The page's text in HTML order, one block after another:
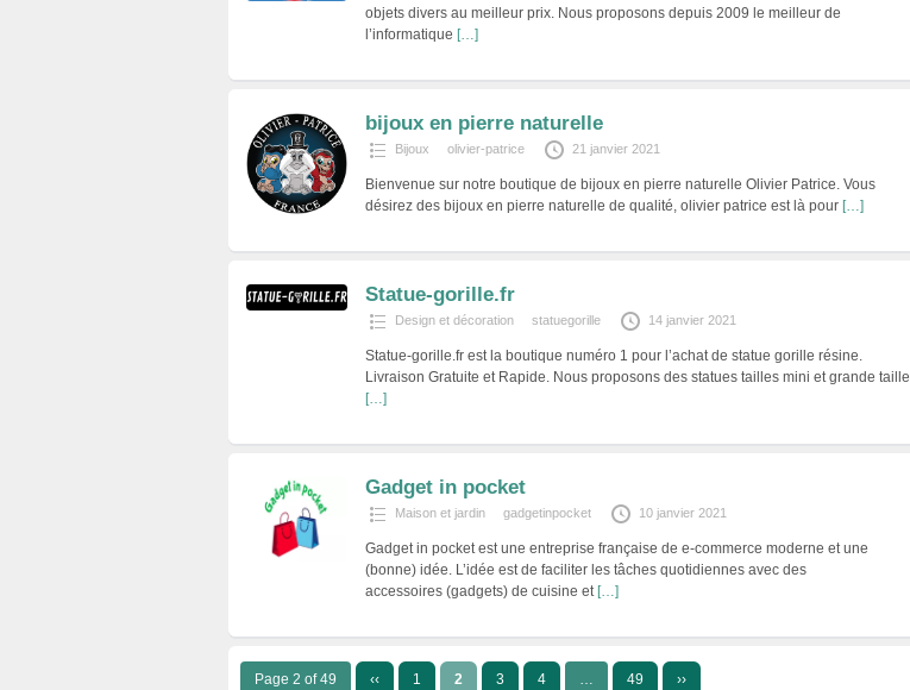
objets divers au meilleur prix. Nous proposons depuis 2009 le meilleur de
l’informatique […]
bijoux en pierre naturelle
Bijoux olivier-patrice 21 janvier 2021
Bienvenue sur notre boutique de bijoux en pierre naturelle Olivier Patrice. Vous
désirez des bijoux en pierre naturelle de qualité, olivier patrice est là pour […]
Statue-gorille.fr
Design et décoration statuegorille 14 janvier 2021
Statue-gorille.fr est la boutique numéro 1 pour l’achat de statue gorille résine.
Livraison Gratuite et Rapide. Nous proposons des statues tailles mini et grande taille
[…]
Gadget in pocket
Maison et jardin gadgetinpocket 10 janvier 2021
Gadget in pocket est une entreprise française de e-commerce moderne et une
(bonne) idée. L’idée est de faciliter les tâches quotidiennes avec des
accessoires (gadgets) de cuisine et […]
Page 2 of 49 ‹‹ 1 2 3 4 … 49 ››